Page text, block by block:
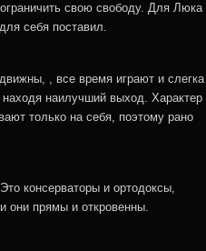
свою свободу. Для Люка
себя поставил.
, все время играют и слегка
наилучший выход. Характер
только на себя, поэтому рано
консерваторы и ортодоксы,
они прямы и откровенны.